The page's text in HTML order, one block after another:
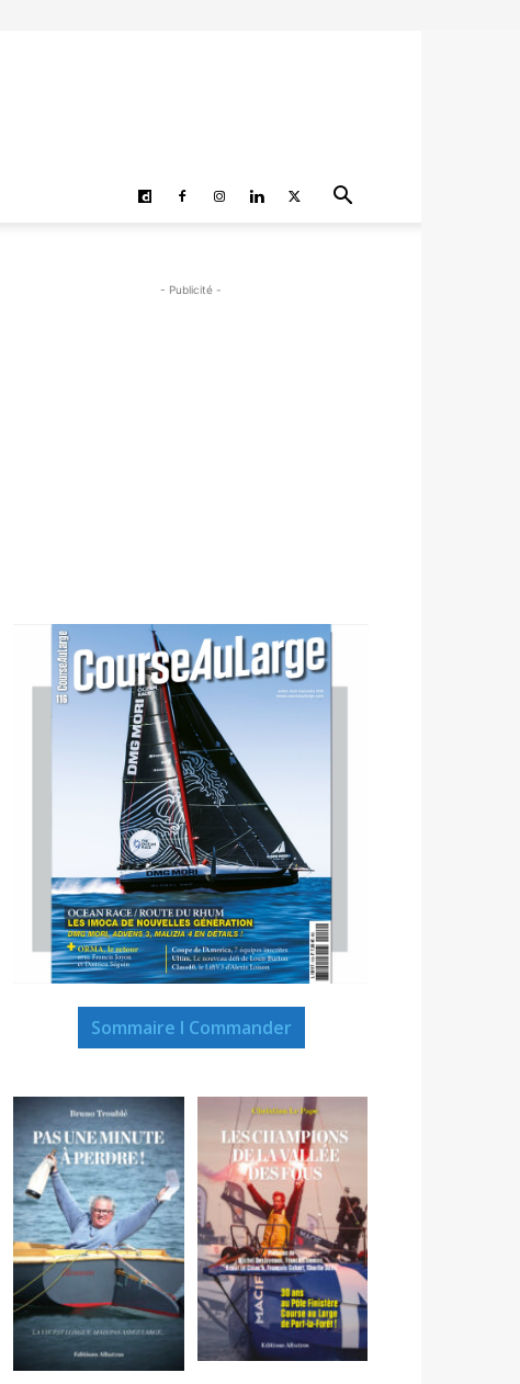
- Publicité -
Sommaire I Commander